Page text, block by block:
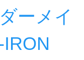
ーメイ
IRON